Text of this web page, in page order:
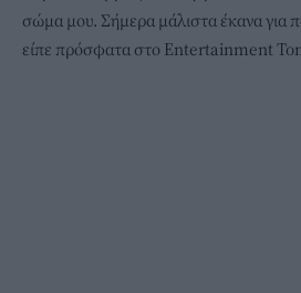
σώμα μου. Σήμερα μάλιστα έκανα για
είπε πρόσφατα στο Entertainment